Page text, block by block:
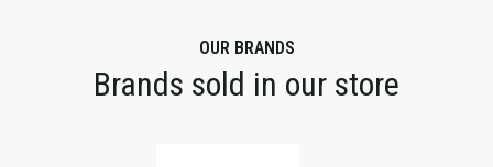
OUR BRANDS
Brands sold in our store